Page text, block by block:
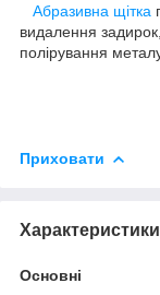
Абразивна щітка
видалення
полірування
Приховати
Характеристики
Основні